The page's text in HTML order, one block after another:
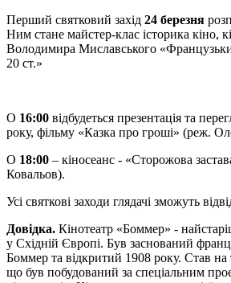
Перший святковий захід 24 березня
Ним стане майстер-клас історика кіно,
Володимира Миславського
20 ст.»
О 16:00 відбудеться презентація та
року, фільму «Казка про гроші» (реж.
О 18:00 – кіносеанс - «Сторожова
Ковальов).
Усі святкові заходи глядачі зможуть
Довідка. Кінотеатр «Боммер» -
у Східній Європі. Був заснований
Боммер та відкритий 1908 року. Став
що був побудований за спеціальним